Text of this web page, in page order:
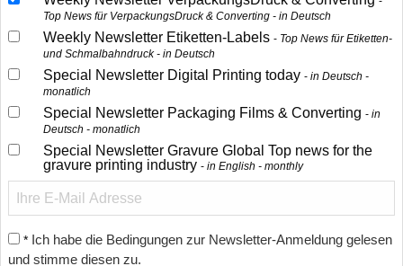
Top News für VerpackungsDruck & Converting - in Deutsch
Weekly Newsletter Etiketten-Labels
Top News für Etiketten-
und Schmalbahndruck - in Deutsch
Special Newsletter Digital Printing today
in Deutsch -
monatlich
Special Newsletter Packaging Films & Converting
in
Deutsch - monatlich
Special Newsletter Gravure Global Top news for the
gravure printing industry
in English - monthly
* Ich habe die Bedingungen zur Newsletter-Anmeldung gelesen
und stimme diesen zu.